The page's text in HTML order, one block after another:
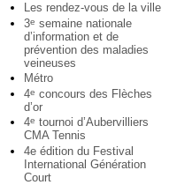
Les rendez-vous de la ville
3e semaine nationale
d’information et de
prévention des maladies
veineuses
Métro
4e concours des Flèches
d’or
4e tournoi d’Aubervilliers
CMA Tennis
4e édition du Festival
International Génération
Court